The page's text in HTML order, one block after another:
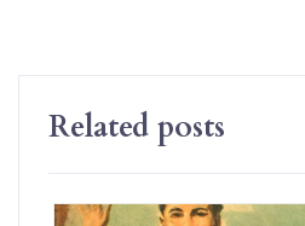
Related posts